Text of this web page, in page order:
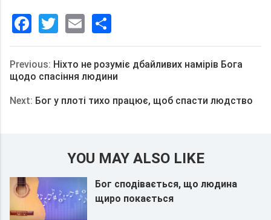
Facebook
Twitter
Email
享
Previous: Ніхто не розуміє дбайливих намірів Бога
щодо спасіння людини
Next: Бог у плоті тихо працює, щоб спасти людство
YOU MAY ALSO LIKE
Бог сподівається, що людина
щиро покається